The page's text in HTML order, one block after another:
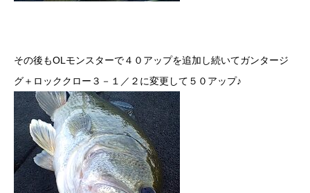
その後もOLモンスターで４０アップを追加し続いてガンタージ
グ＋ロッククロー３－１／２に変更して５０アップ♪